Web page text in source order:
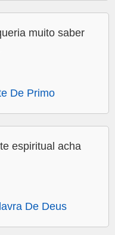
muito saber
De Primo
espiritual acha
De Deus